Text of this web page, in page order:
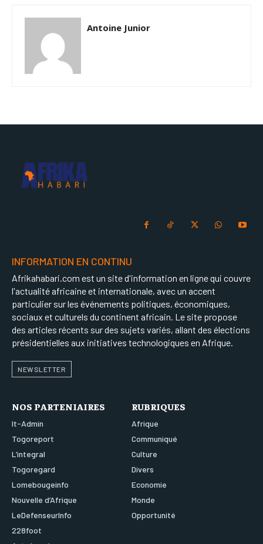
Antoine Junior
INFORMATION EN CONTINU
Afrikahabari.com est un site d'information en ligne qui couvre
l'actualité africaine et internationale, avec un accent
particulier sur les événements politiques, économiques,
sociaux et culturels du continent africain. Le site propose
des articles récents sur des sujets variés, allant des élections
présidentielles aux initiatives technologiques en Afrique.
NEWSLETTER
NOS PARTENIAIRES
It-Admin
Togoreport
L’integral
Togoregard
Lomebougeinfo
Nouvelle d’Afrique
LeDefenseurInfo
228foot
RUBRIQUES
Afrique
Communiqué
Culture
Divers
Economie
Monde
Opportunité